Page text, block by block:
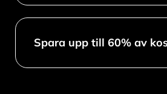
Spara upp till 60% av